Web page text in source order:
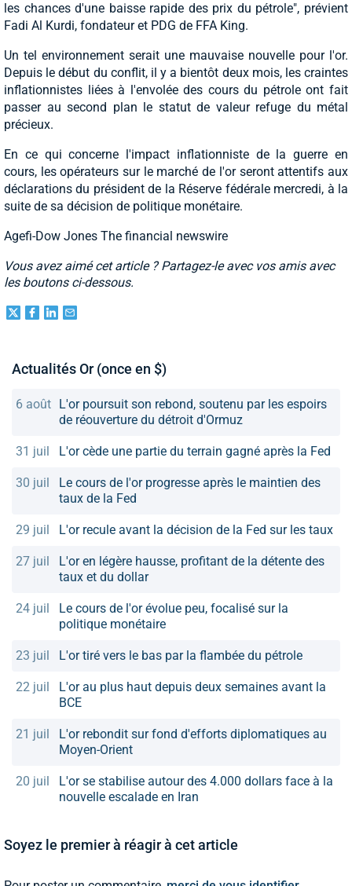
les chances d'une baisse rapide des prix du pétrole", prévient
Fadi Al Kurdi, fondateur et PDG de FFA King.
Un tel environnement serait une mauvaise nouvelle pour l'or.
Depuis le début du conflit, il y a bientôt deux mois, les craintes
inflationnistes liées à l'envolée des cours du pétrole ont fait
passer au second plan le statut de valeur refuge du métal
précieux.
En ce qui concerne l'impact inflationniste de la guerre en
cours, les opérateurs sur le marché de l'or seront attentifs aux
déclarations du président de la Réserve fédérale mercredi, à la
suite de sa décision de politique monétaire.
Agefi-Dow Jones The financial newswire
Vous avez aimé cet article ? Partagez-le avec vos amis avec
les boutons ci-dessous.
Actualités Or (once en $)
6 août
L'or poursuit son rebond, soutenu par les espoirs
de réouverture du détroit d'Ormuz
31 juil L'or cède une partie du terrain gagné après la Fed
30 juil
Le cours de l'or progresse après le maintien des
taux de la Fed
29 juil L'or recule avant la décision de la Fed sur les taux
27 juil
L'or en légère hausse, profitant de la détente des
taux et du dollar
24 juil
Le cours de l'or évolue peu, focalisé sur la
politique monétaire
23 juil L'or tiré vers le bas par la flambée du pétrole
22 juil
L'or au plus haut depuis deux semaines avant la
BCE
21 juil
L'or rebondit sur fond d'efforts diplomatiques au
Moyen-Orient
20 juil
L'or se stabilise autour des 4.000 dollars face à la
nouvelle escalade en Iran
Soyez le premier à réagir à cet article